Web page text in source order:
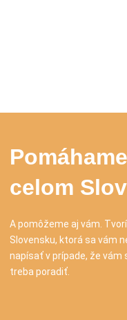
celom
A pomôžeme aj vám.
Slovensku, ktorá sa vám
napísať v prípade, že vám
treba poradiť.